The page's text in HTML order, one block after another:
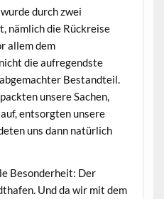
durch zwei
nämlich die Rückreise
allem dem
die aufregendste
Bestandteil.
unsere Sachen,
entsorgten unsere
uns dann natürlich
Besonderheit: Der
Und da wir mit dem